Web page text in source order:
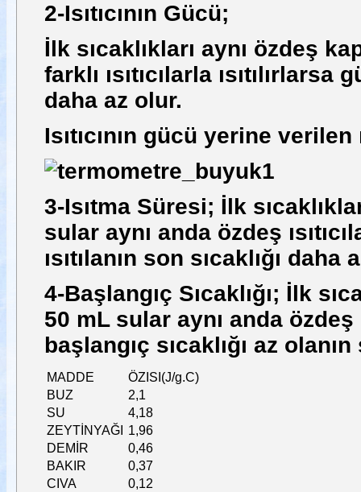
2-Isıtıcının Gücü;
İlk sıcaklıkları aynı özdeş
farklı ısıtıcılarla ısıtılırlarsa
daha az olur.
Isıtıcının gücü yerine
3-Isıtma Süresi; İlk
sular aynı anda özdeş
ısıtılanın son sıcaklığı daha
4-Başlangıç Sıcaklığı; İlk
50 mL sular aynı anda özdeş
başlangıç sıcaklığı az
MADDE
ÖZISI(J/g.C)
BUZ
2,1
SU
4,18
ZEYTİNYAĞI
1,96
DEMİR
0,46
BAKIR
0,37
CIVA
0,12